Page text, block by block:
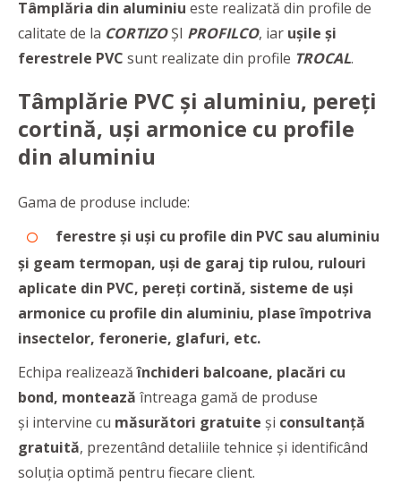
Tâmplăria din aluminiu este realizată din profile de
calitate de la CORTIZOȘI PROFILCO, iar ușile și
ferestrele PVC sunt realizate din profile TROCAL.
Tâmplărie PVC și aluminiu, pereți
cortină, uși armonice cu profile
din aluminiu
Gama de produse include:
ferestre și uși cu profile din PVC sau aluminiu
și geam termopan, uși de garaj tip rulou, rulouri
aplicate din PVC, pereți cortină, sisteme de uși
armonice cu profile din aluminiu, plase împotriva
insectelor, feronerie, glafuri, etc.
Echipa realizeazăînchideri balcoane, placări cu
bond, montează întreaga gamă de produse
și intervine cu măsurători gratuite și consultanță
gratuită, prezentând detaliile tehnice și identificând
soluția optimă pentru fiecare client.